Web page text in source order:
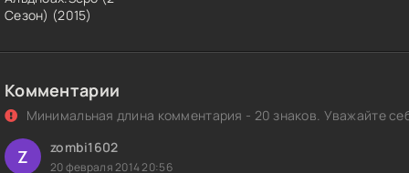
Сезон) (2015)
Комментарии
Минимальная длина комментария - 20 знаков. Уважайте
Z zombi1602
20 февраля 2014 20:56